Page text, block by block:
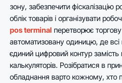
зону, забезпечити фіскалізацію
облік товарів і організувати
pos terminal перетворює
автоматизовану одиницю, де всі
єдиний цифровий контур замість
калькуляторів. Розібратися в
обладнання варто кожному, хто